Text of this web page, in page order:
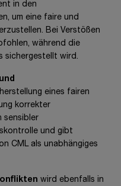
in den
um eine faire und
Bei Verstößen
während die
sichergestellt wird.
eines fairen
korrekter
sensibler
und gibt
CML als unabhängiges
wird ebenfalls in